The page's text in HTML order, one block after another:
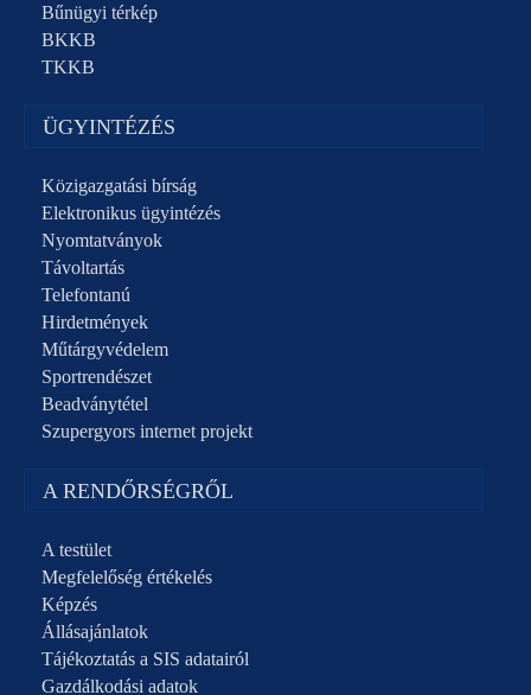
Bűnügyi térkép
BKKB
TKKB
ÜGYINTÉZÉS
Közigazgatási bírság
Elektronikus ügyintézés
Nyomtatványok
Távoltartás
Telefontanú
Hirdetmények
Műtárgyvédelem
Sportrendészet
Beadványtétel
Szupergyors internet projekt
A RENDŐRSÉGRŐL
A testület
Megfelelőség értékelés
Képzés
Állásajánlatok
Tájékoztatás a SIS adatairól
Gazdálkodási adatok